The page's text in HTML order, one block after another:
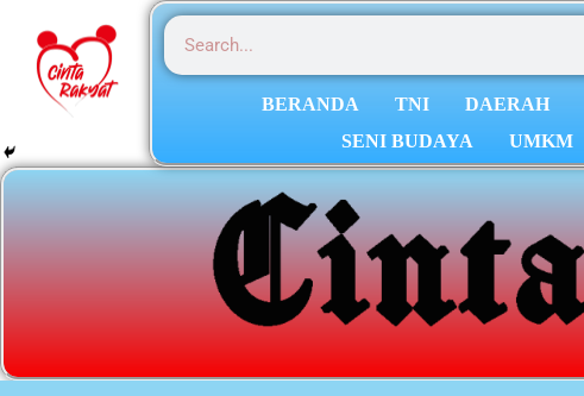
BERANDA TNI DAERAH
SENI BUDAYA
UMKM